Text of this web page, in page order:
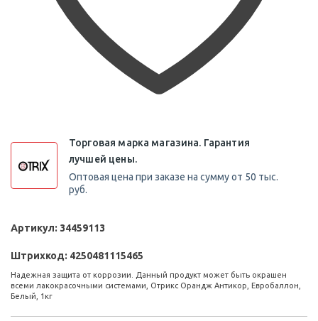
Торговая марка магазина. Гарантия
лучшей цены.
Оптовая цена при заказе на сумму от 50 тыс.
руб.
Артикул: 34459113
Штрихкод: 4250481115465
Надежная защита от коррозии. Данный продукт может быть окрашен
всеми лакокрасочными системами, Отрикс Орандж Антикор, Евробаллон,
Белый, 1кг